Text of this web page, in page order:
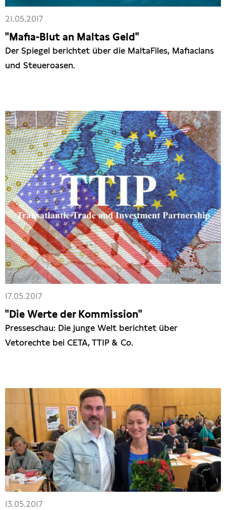
21.05.2017
"Mafia-Blut an Maltas Geld"
Der Spiegel berichtet über die MaltaFiles, Mafiaclans
und Steueroasen.
17.05.2017
"Die Werte der Kommission"
Presseschau: Die junge Welt berichtet über
Vetorechte bei CETA, TTIP & Co.
13.05.2017